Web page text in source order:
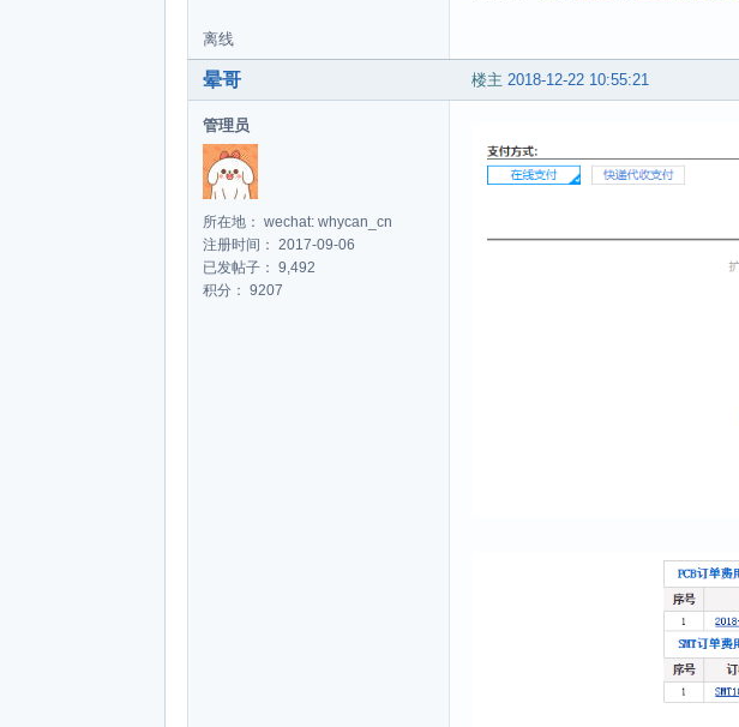
离线
楼主 2018-12-22 10:55:21
晕哥
管理员
所在地： wechat: whycan_cn
注册时间： 2017-09-06
已发帖子： 9,492
积分： 9207